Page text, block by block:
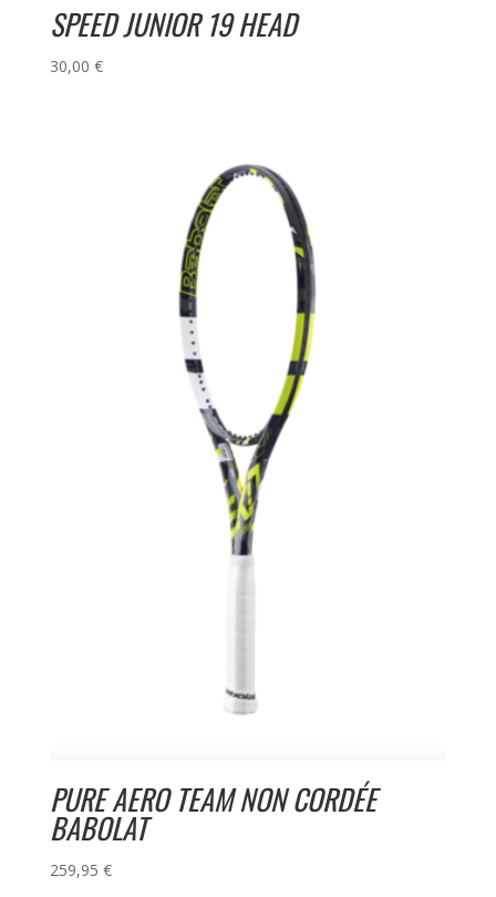
SPEED JUNIOR 19 HEAD
30,00 €
PURE AERO TEAM NON CORDÉE
BABOLAT
259,95 €